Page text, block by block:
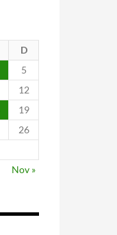
D
5
12
19
26
Nov »